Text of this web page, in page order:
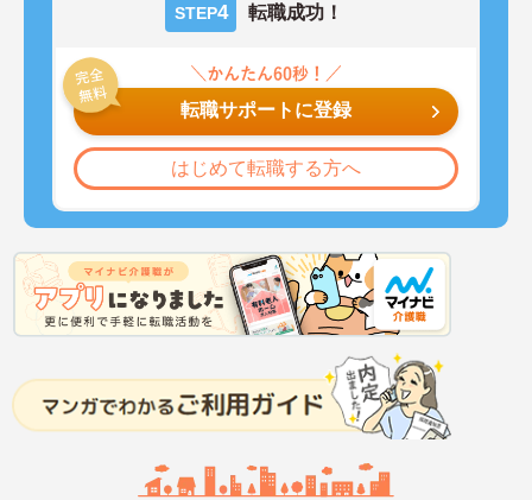
STEP4 転職成功！
転職サポートに登録
はじめて転職する方へ